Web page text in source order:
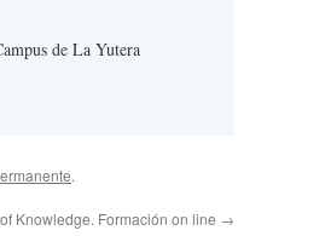
de La Yutera
.
Knowledge. Formación on line →